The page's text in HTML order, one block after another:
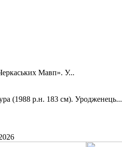
Мавп». У...
(1988 р.н. 183 см). Уродженець...